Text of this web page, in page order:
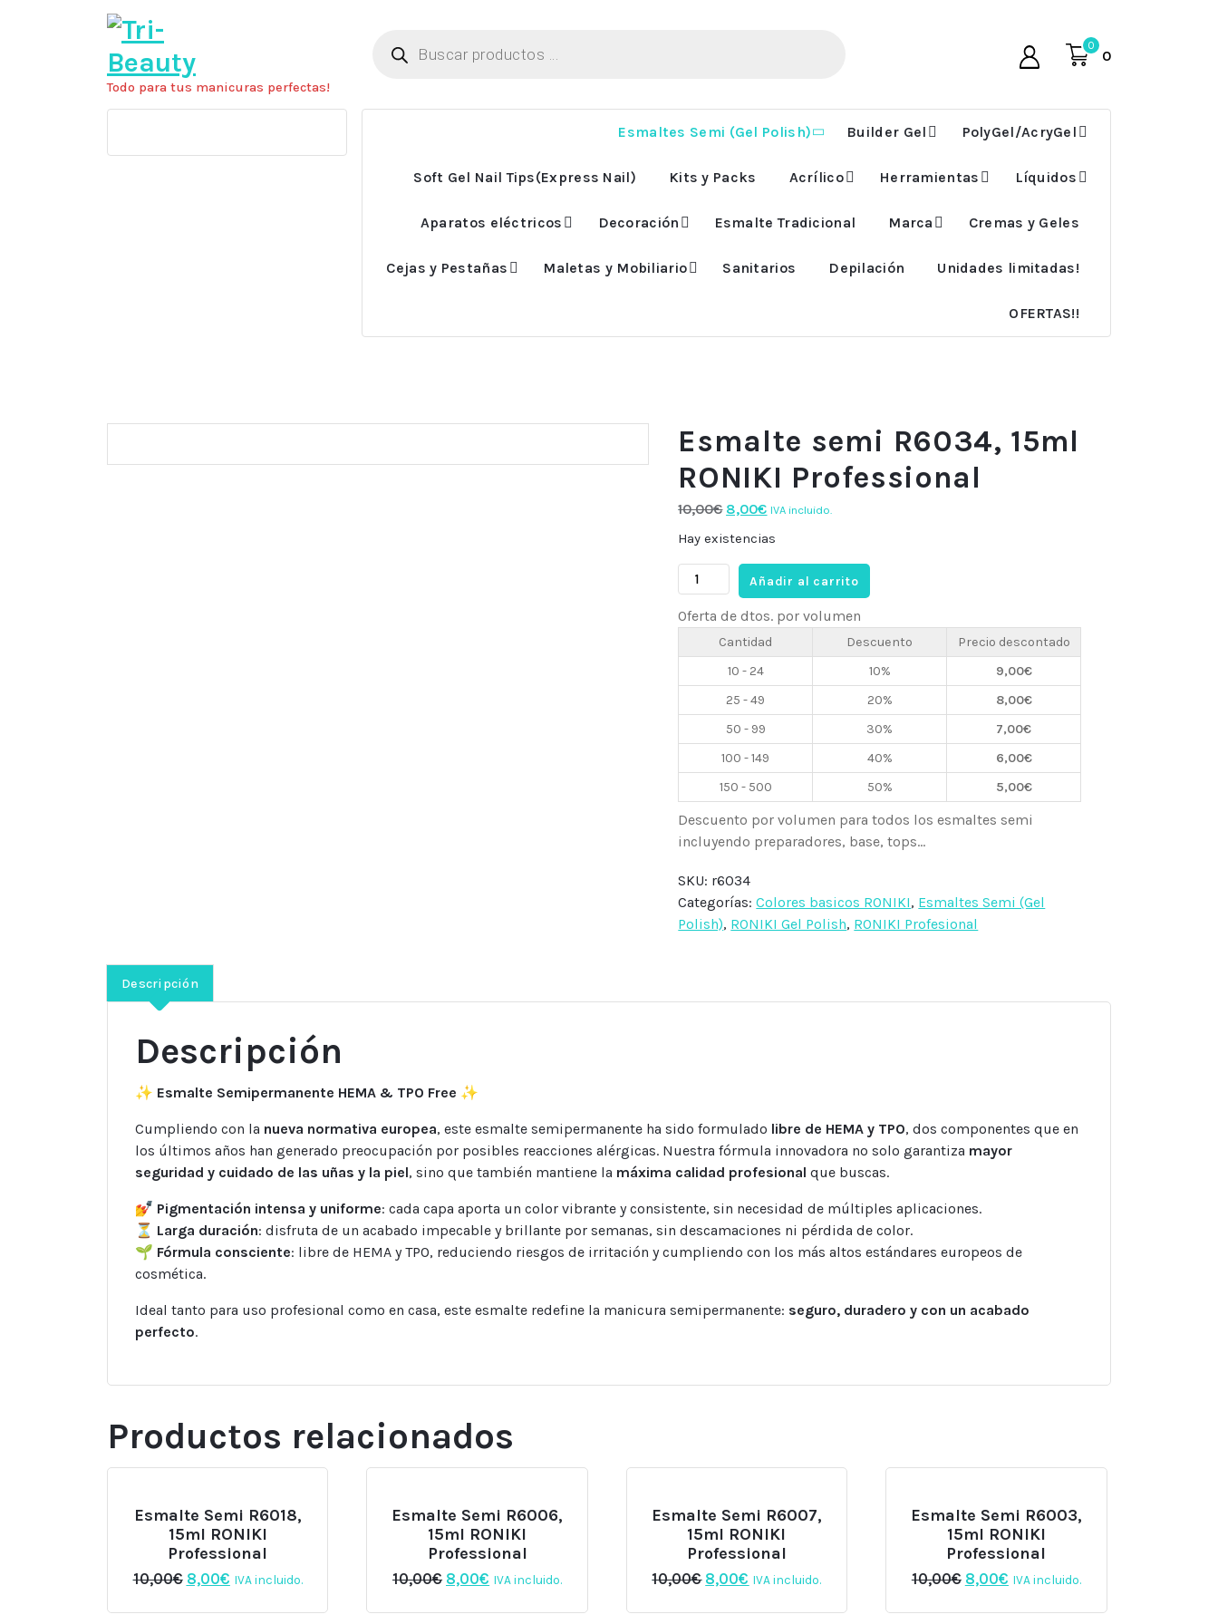
Todo para tus manicuras perfectas!
productos
0
0
Esmaltes Semi (Gel Polish) Builder Gel PolyGel/AcryGel
Soft Gel Nail Tips(Express Nail) Kits y Packs Acrílico Herramientas Líquidos
Aparatos eléctricos Decoración Esmalte Tradicional Marca Cremas y Geles
Cejas y Pestañas Maletas y Mobiliario Sanitarios Depilación Unidades limitadas!
OFERTAS!!
Esmalte semi R6034, 15ml
RONIKI Professional
10,00€ El
precio
era:
10,00€.
8,00€El
es:
8,00€.
IVA incluido.
Hay existencias
Esmalte
semi
R6034,
RONIKI
Professional
cantidad
Añadir al carrito
Oferta de dtos. por volumen
Cantidad Descuento
Precio descontado
10 - 24
10% 9,00€
25 - 49
20% 8,00€
50 - 99
30% 7,00€
100 - 149
40% 6,00€
150 - 500
50% 5,00€
Descuento por volumen para todos los esmaltes semi
incluyendo preparadores, base, tops...
SKU: r6034
Categorías:Colores basicos RONIKI, Esmaltes Semi (Gel
Polish), RONIKI Gel Polish, RONIKI Profesional
Descripción
Descripción
✨ Esmalte Semipermanente HEMA & TPO Free ✨
Cumpliendo con la nueva normativa europea, este esmalte semipermanente ha sido formulado libre de HEMA y TPO, dos componentes que en
los últimos años han generado preocupación por posibles reacciones alérgicas. Nuestra fórmula innovadora no solo garantiza mayor
seguridad y cuidado de las uñas y la piel, sino que también mantiene la máxima calidad profesional que buscas.
💅 Pigmentación intensa y uniforme: cada capa aporta un color vibrante y consistente, sin necesidad de múltiples aplicaciones.
⏳ Larga duración: disfruta de un acabado impecable y brillante por semanas, sin descamaciones ni pérdida de color.
🌱 Fórmula consciente: libre de HEMA y TPO, reduciendo riesgos de irritación y cumpliendo con los más altos estándares europeos de
cosmética.
Ideal tanto para uso profesional como en casa, este esmalte redefine la manicura semipermanente: seguro, duradero y con un acabado
perfecto.
Productos relacionados
Esmalte Semi R6018,
15ml RONIKI
Professional
10,00€ El
original
8,00€El
actual
IVA incluido.
Esmalte Semi R6006,
15ml RONIKI
Professional
10,00€ El
original
8,00€ El
actual
IVA incluido.
Esmalte Semi R6007,
15ml RONIKI
Professional
10,00€ El
original
8,00€ El
actual
IVA incluido.
Esmalte Semi R6003,
15ml RONIKI
Professional
10,00€ El
original
8,00€El
actual
IVA incluido.